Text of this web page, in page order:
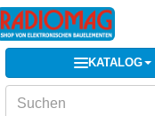
KATALOG